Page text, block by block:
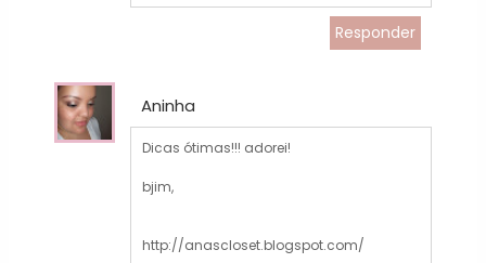
Responder
Aninha
Dicas ótimas!!! adorei!
bjim,
http://anascloset.blogspot.com/